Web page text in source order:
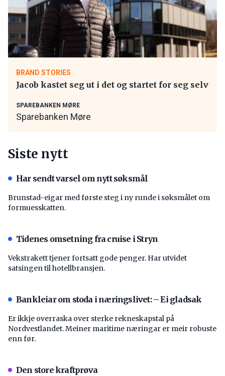
BRAND STORIES
Jacob kastet seg ut i det og startet for seg selv
SPAREBANKEN MØRE
Sparebanken Møre
Siste nytt
Har sendt varsel om nytt søksmål
Brunstad-eigar med første steg i ny runde i søksmålet om
formuesskatten.
Tidenes omsetning fra cruise i Stryn
Vekstrakett tjener fortsatt gode penger. Har utvidet
satsingen til hotellbransjen.
Bankleiar om stoda i næringslivet: – Ei gladsak
Er ikkje overraska over sterke rekneskapstal på
Nordvestlandet. Meiner maritime næringar er meir robuste
enn før.
Den store kraftprøva